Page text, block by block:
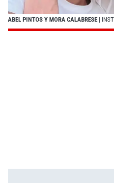
ABEL PINTOS Y MORA CALABRESE |